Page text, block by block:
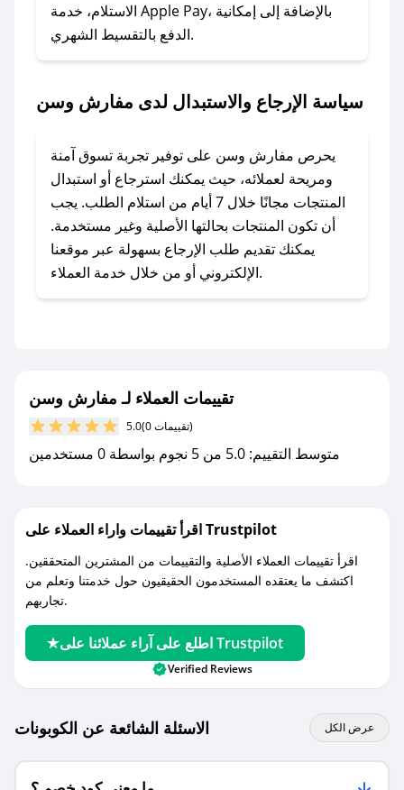
### ماذا أفعل إذا لم أجد كود خصم لمتجري
المفضل؟
مراسلتنا مباشرة وسنعمل على توفير الكوبونات في
### كيف تحصل على كوبونات خصم حصرية من
مفارش وسن؟
للحصول على كوبونات وخصومات حصرية، قم بما
يلي:
- اضغط على أيقونة متابعة لمتجر مفارش وسن في
مع صحصح، تسوق بذكاء ووفّر على كل مشترياتك مع
كوبونات خصم حصرية من مفارش وسن!
الاستلام، خدمة Apple Pay، بالإضافة إلى إمكانية
الدفع بالتقسيط الشهري.
سياسة الإرجاع والاستبدال لدى مفارش وسن
يحرص مفارش وسن على توفير تجربة تسوق آمنة
ومريحة لعملائه، حيث يمكنك استرجاع أو استبدال
المنتجات مجانًا خلال 7 أيام من استلام الطلب. يجب
أن تكون المنتجات بحالتها الأصلية وغير مستخدمة.
يمكنك تقديم طلب الإرجاع بسهولة عبر موقعنا
الإلكتروني أو من خلال خدمة العملاء.
تقييمات العملاء لـ مفارش وسن
5.0 (0 تقييمات)
متوسط التقييم: 5.0 من 5 نجوم بواسطة 0 مستخدمين
اقرأ تقييمات واراء العملاء على Trustpilot
اقرأ تقييمات العملاء الأصلية والتقييمات من المشترين المتحققين.
اكتشف ما يعتقده المستخدمون الحقيقيون حول خدمتنا وتعلم من
تجاربهم.
اطلع على آراء عملائنا على Trustpilot
Verified Reviews
الاسئلة الشائعة عن الكوبونات عرض الكل